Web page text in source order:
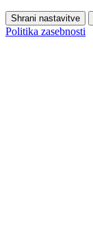
Shrani nastavitve
Politika zasebnosti